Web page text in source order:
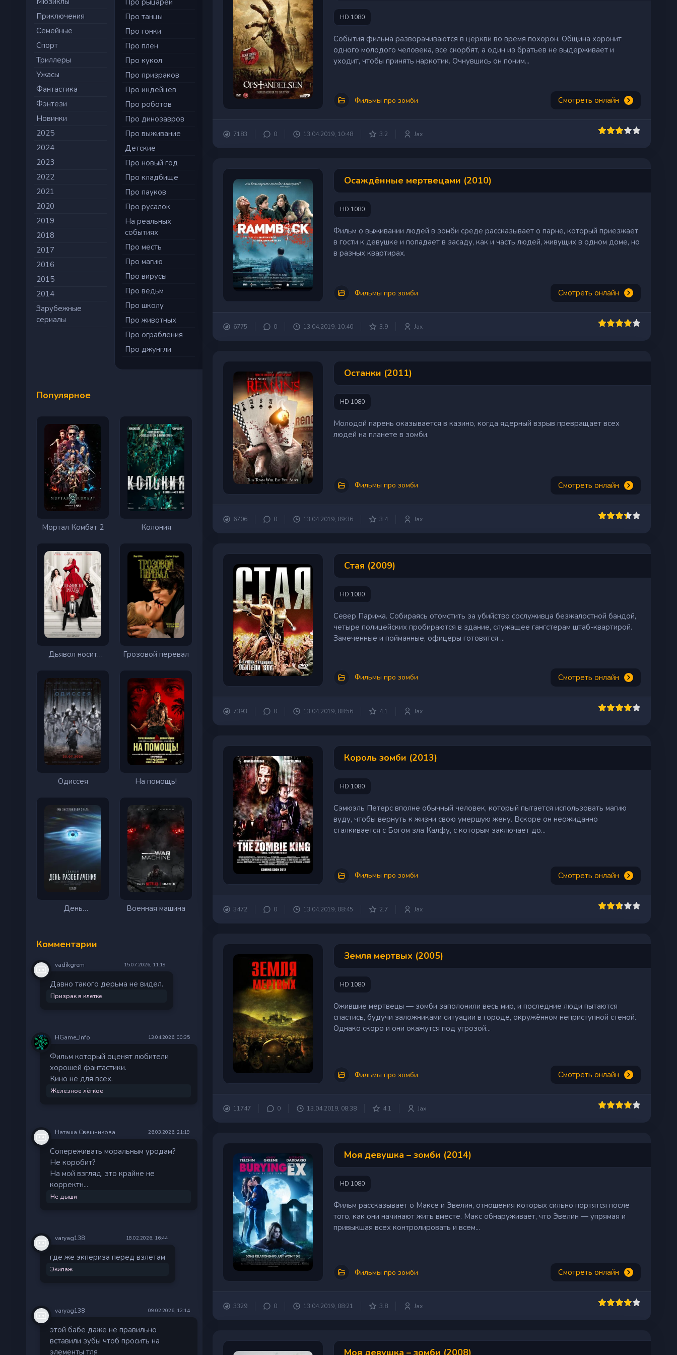
Приключения
Семейные
Cпорт
Триллеры
Ужасы
Фантастика
Фэнтези
Новинки
2025
2024
2023
2022
2021
2020
2019
2018
2017
2016
2015
2014
Зарубежные
сериалы
Про рыцарей
Про танцы
Про гонки
Про плен
Про кукол
Про призраков
Про индейцев
Про роботов
Про динозавров
Про выживание
Детские
Про новый год
Про кладбище
Про пауков
Про русалок
На реальных
событиях
Про месть
Про магию
Про вирусы
Про ведьм
Про школу
Про животных
Про ограбления
Про джунгли
Популярное
Мортал Комбат 2 Колония
Дьявол носит
Грозовой перевал
Одиссея На помощь!
День
Военная машина
Комментарии
vadikgrem 15.07.2026, 11:19
Давно такого дерьма не видел.
Призрак в клетке
HGame_Info 13.04.2026, 00:35
Фильм который оценят любители
хорошей фантастики.
Кино не для всех.
Железное лёгкое
Наташа Свешникова 26.03.2026, 21:19
Сопереживать моральным уродам?
Не коробит?
На мой взгляд, это крайне не
корректн...
Не дыши
varyag138 18.02.2026, 16:44
где же экпериза перед взлетам
Экипаж
varyag138 09.02.2026, 12:14
этой бабе даже не правильно
вставили зубы чтоб просить на
элементы тля
HD 1080
События фильма разворачиваются в церкви во время похорон. Община хоронит
одного молодого человека, все скорбят, а один из братьев не выдерживает и
уходит, чтобы принять наркотик. Очнувшись он поним...
Фильмы про зомби Смотреть онлайн
7183 0 13.04.2019, 10:48 3.2 Jax
Осаждённые мертвецами (2010)
HD 1080
Фильм о выживании людей в зомби среде рассказывает о парне, который приезжает
в гости к девушке и попадает в засаду, как и часть людей, живущих в одном доме, но
в разных квартирах.
Фильмы про зомби Смотреть онлайн
6775 0 13.04.2019, 10:40 3.9 Jax
Останки (2011)
HD 1080
Молодой парень оказывается в казино, когда ядерный взрыв превращает всех
людей на планете в зомби.
Фильмы про зомби Смотреть онлайн
6706 0 13.04.2019, 09:36 3.4 Jax
Стая (2009)
HD 1080
Север Парижа. Собираясь отомстить за убийство сослуживца безжалостной бандой,
четыре полицейских пробираются в здание, служащее гангстерам штаб-квартирой.
Замеченные и пойманные, офицеры готовятся ...
Фильмы про зомби Смотреть онлайн
7393 0 13.04.2019, 08:56 4.1 Jax
Король зомби (2013)
HD 1080
Сэмюэль Петерс вполне обычный человек, который пытается использовать магию
вуду, чтобы вернуть к жизни свою умершую жену. Вскоре он неожиданно
сталкивается с Богом зла Калфу, с которым заключает до...
Фильмы про зомби Смотреть онлайн
3472 0 13.04.2019, 08:45 2.7 Jax
Земля мертвых (2005)
HD 1080
Ожившие мертвецы — зомби заполонили весь мир, и последние люди пытаются
спастись, будучи заложниками ситуации в городе, окружённом неприступной стеной.
Однако скоро и они окажутся под угрозой...
Фильмы про зомби Смотреть онлайн
11747 0 13.04.2019, 08:38 4.1 Jax
Моя девушка – зомби (2014)
HD 1080
Фильм рассказывает о Максе и Эвелин, отношения которых сильно портятся после
того, как они начинают жить вместе. Макс обнаруживает, что Эвелин — упрямая и
привыкшая всех контролировать и всем...
Фильмы про зомби Смотреть онлайн
3329 0 13.04.2019, 08:21 3.8 Jax